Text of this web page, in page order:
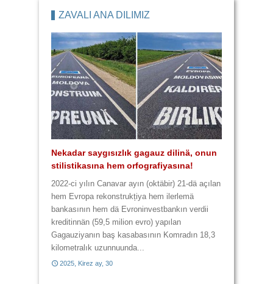
ZAVALI ANA DİLİMİZ
Nekadar saygısızlık gagauz dilinä, onun
stilistikasına hem orfografiyasına!
2022-ci yılın Canavar ayın (oktäbir) 21-dä açılan
hem Evropa rekonstrukțiya hem ilerlemä
bankasının hem dä Evroninvestbankın verdii
kreditinnän (59,5 milion evro) yapılan
Gagauziyanın baş kasabasının Komradın 18,3
kilometralık uzunnuunda...
2025, Kirez ay, 30
Zavalı Gagauz Dilimiz! Hem zaametä,
hem da harcanan paraya yazık!
2017, Kirez ay, 21
Kulturasız kultura
2014, Çiçek ay, 28
Yannışlıklar karma karışık
2014, Baba Marta, 29
4 lafta 9 yannışlık var
2014, Baba Marta, 3
Üç lafta 6 yannışlık
2014, Büük ay, 11